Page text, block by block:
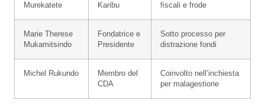
Murekatete
Karibu
fiscali e frode
Marie Therese
Mukamitsindo
Fondatrice e
Presidente
Sotto processo per
distrazione fondi
Michel Rukundo
Membro del
CDA
Coinvolto nell’inchiesta
per malagestione